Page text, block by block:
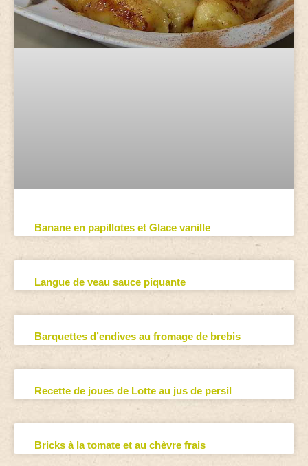
Banane en papillotes et Glace vanille
Langue de veau sauce piquante
Barquettes d’endives au fromage de brebis
Recette de joues de Lotte au jus de persil
Bricks à la tomate et au chèvre frais